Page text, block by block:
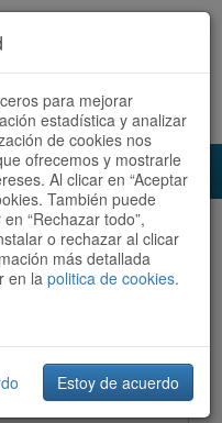
Español | Català
por:Más recientes
para mejorar
estadística y analizar
de cookies nos
ofrecemos y mostrarle
Al clicar en “Aceptar
También puede
“Rechazar todo”,
o rechazar al clicar
más detallada
en la politica de cookies.
Estoy de acuerdo